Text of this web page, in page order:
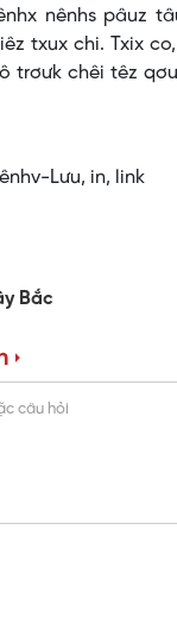
nênhs pâuz
txux chi. Txix
trơưk chêi têz
Lưu, in, link
Bắc